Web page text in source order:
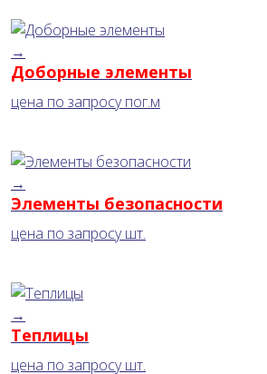
→
Доборные элементы
цена по запросу пог.м
→
Элементы безопасности
цена по запросу шт.
→
Теплицы
цена по запросу шт.